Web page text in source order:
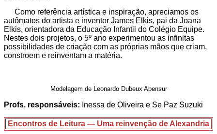
Como referência artística e inspiração, apreciamos os
autômatos do artista e inventor James Elkis, pai da Joana
Elkis, orientadora da Educação Infantil do Colégio Equipe.
Nestes dois projetos, o 5º ano experimentou as infinitas
possibilidades de criação com as próprias mãos que criam,
constroem e reinventam a matéria.
Modelagem de Leonardo Dubeux Abensur
Profs. responsáveis: Inessa de Oliveira e Se Paz Suzuki
Encontros de Leitura — Uma reinvenção de Alexandria